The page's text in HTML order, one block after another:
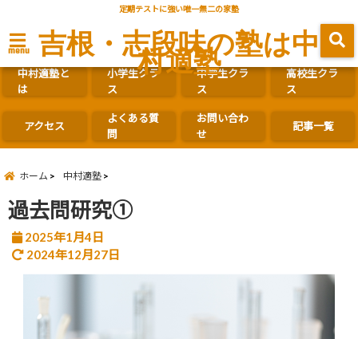
定期テストに強い唯一無二の家塾
menu 吉根・志段味の塾は中
村適塾
中村適塾と
は
小学生クラ
ス
中学生クラ
ス
高校生クラ
ス
アクセス
よくある質
問
お問い合わ
せ
記事一覧
ホーム 中村適塾
過去問研究①
2025年1月4日
2024年12月27日